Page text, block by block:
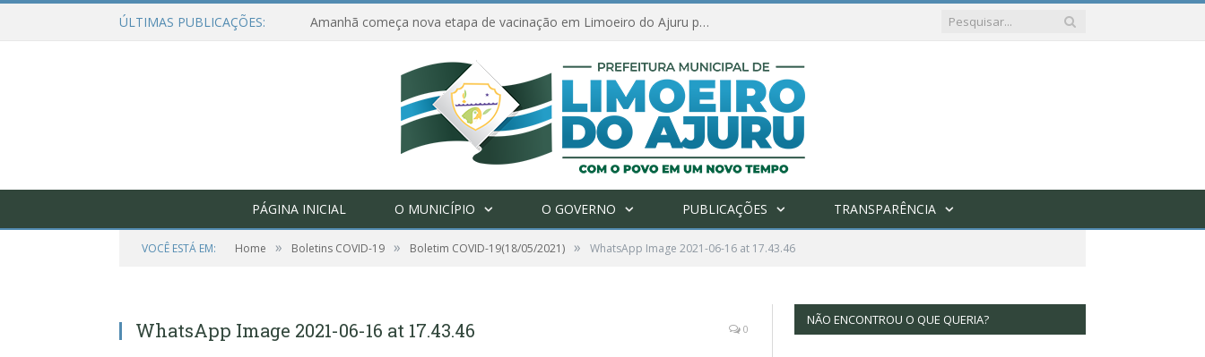
ÚLTIMAS PUBLICAÇÕES: Amanhã começa nova etapa de vacinação em Limoeiro do Ajuru para idosos com 65 ou mais
PÁGINA INICIAL O MUNICÍPIO O GOVERNO PUBLICAÇÕES TRANSPARÊNCIA
VOCÊ ESTÁ EM: Home » Boletins COVID-19 » Boletim COVID-19(18/05/2021) » WhatsApp Image 2021-06-16 at 17.43.46
WhatsApp Image 2021-06-16 at 17.43.46 0
NÃO ENCONTROU O QUE QUERIA?